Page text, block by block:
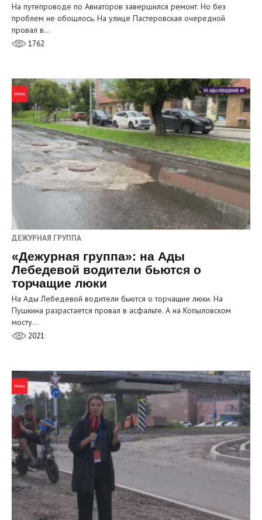
На путепроводе по Авиаторов завершился ремонт. Но без
проблем не обошлось. На улице Пастеровская очередной
провал в…
1762
ДЕЖУРНАЯ ГРУППА
«Дежурная группа»: на Ады
Лебедевой водители бьются о
торчащие люки
На Ады Лебедевой водители бьются о торчащие люки. На
Пушкина разрастается провал в асфальте. А на Копыловском
мосту…
2021